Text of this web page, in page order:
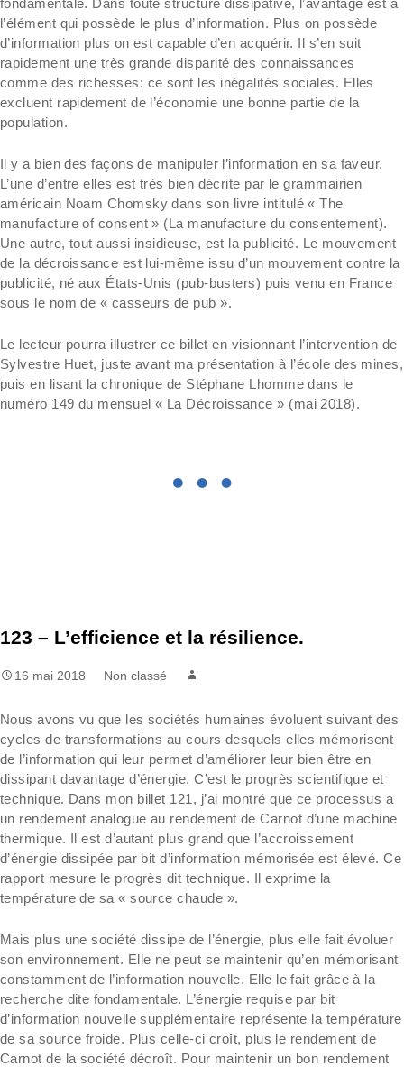
fondamentale. Dans toute structure dissipative, l’avantage est à
l’élément qui possède le plus d’information. Plus on possède
d’information plus on est capable d’en acquérir. Il s’en suit
rapidement une très grande disparité des connaissances
comme des richesses: ce sont les inégalités sociales. Elles
excluent rapidement de l’économie une bonne partie de la
population.
Il y a bien des façons de manipuler l’information en sa faveur.
L’une d’entre elles est très bien décrite par le grammairien
américain Noam Chomsky dans son livre intitulé « The
manufacture of consent » (La manufacture du consentement).
Une autre, tout aussi insidieuse, est la publicité. Le mouvement
de la décroissance est lui-même issu d’un mouvement contre la
publicité, né aux États-Unis (pub-busters) puis venu en France
sous le nom de « casseurs de pub ».
Le lecteur pourra illustrer ce billet en visionnant l’intervention de
Sylvestre Huet, juste avant ma présentation à l’école des mines,
puis en lisant la chronique de Stéphane Lhomme dans le
numéro 149 du mensuel « La Décroissance » (mai 2018).
123 – L’efficience et la résilience.
16 mai 2018 Non classé
Nous avons vu que les sociétés humaines évoluent suivant des
cycles de transformations au cours desquels elles mémorisent
de l’information qui leur permet d’améliorer leur bien être en
dissipant davantage d’énergie. C’est le progrès scientifique et
technique. Dans mon billet 121, j’ai montré que ce processus a
un rendement analogue au rendement de Carnot d’une machine
thermique. Il est d’autant plus grand que l’accroissement
d’énergie dissipée par bit d’information mémorisée est élevé. Ce
rapport mesure le progrès dit technique. Il exprime la
température de sa « source chaude ».
Mais plus une société dissipe de l’énergie, plus elle fait évoluer
son environnement. Elle ne peut se maintenir qu’en mémorisant
constamment de l’information nouvelle. Elle le fait grâce à la
recherche dite fondamentale. L’énergie requise par bit
d’information nouvelle supplémentaire représente la température
de sa source froide. Plus celle-ci croît, plus le rendement de
Carnot de la société décroît. Pour maintenir un bon rendement